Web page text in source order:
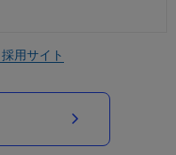
採用サイト